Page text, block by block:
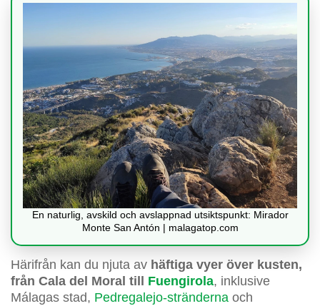
En naturlig, avskild och avslappnad utsiktspunkt: Mirador
Monte San Antón | malagatop.com
Härifrån kan du njuta av häftiga vyer över kusten,
från Cala del Moral till Fuengirola, inklusive
Málagas stad, Pedregalejo-stränderna och